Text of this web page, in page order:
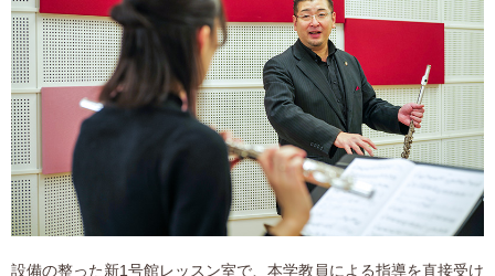
設備の整った新1号館レッスン室で、本学教員による指導を直接受け